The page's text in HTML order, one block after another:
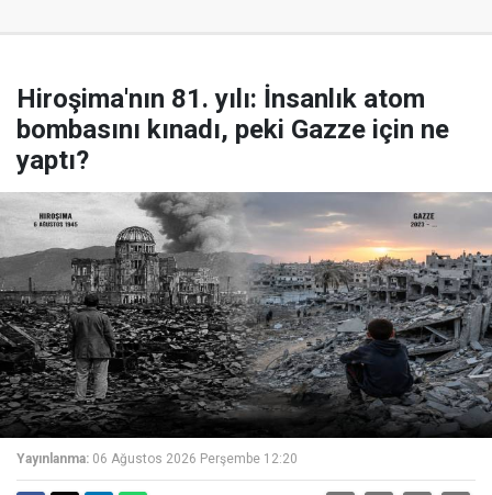
Hiroşima'nın 81. yılı: İnsanlık atom
bombasını kınadı, peki Gazze için ne
yaptı?
Yayınlanma: 06 Ağustos 2026 Perşembe 12:20